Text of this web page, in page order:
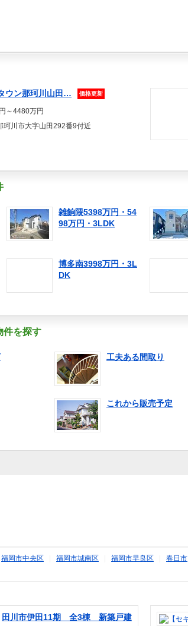
ウン那珂川山田… 価格更新
～4480万円
珂川市大字山田292番9付近
雑餉隈5398万円・54
98万円・3LDK
博多南3998万円・3L
DK
件を探す
工夫ある間取り
これから販売予定
福岡市中央区 福岡市城南区 福岡市早良区 春日市
田川市伊田11期 全3棟 新築戸建